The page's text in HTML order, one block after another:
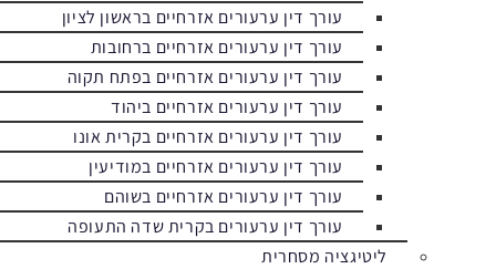
עורך דין ערעורים אזרחיים בראשון לציון
עורך דין ערעורים אזרחיים ברחובות
עורך דין ערעורים אזרחיים בפתח תקוה
עורך דין ערעורים אזרחיים ביהוד
עורך דין ערעורים אזרחיים בקרית אונו
עורך דין ערעורים אזרחיים במודיעין
עורך דין ערעורים אזרחיים בשוהם
עורך דין ערעורים בקרית שדה התעופה
ליטיגציה מסחרית